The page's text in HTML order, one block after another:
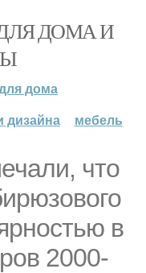
ДОМА И
дома
дизайна мебель
что
в
2000-